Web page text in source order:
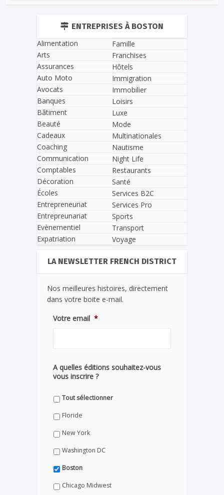
ENTREPRISES À BOSTON
Alimentation
Arts
Assurances
Auto Moto
Avocats
Banques
Bâtiment
Beauté
Cadeaux
Coaching
Communication
Comptables
Décoration
Écoles
Entrepreneuriat
Entrepreunariat
Evènementiel
Expatriation
Famille
Franchises
Hôtels
Immigration
Immobilier
Loisirs
Luxe
Mode
Multinationales
Nautisme
Night Life
Restaurants
Santé
Services B2C
Services Pro
Sports
Transport
Voyage
LA NEWSLETTER FRENCH DISTRICT
Nos meilleures histoires, directement
dans votre boite e-mail.
Votre email *
A quelles éditions souhaitez-vous
vous inscrire ?
Tout sélectionner
Floride
New York
Washington DC
Boston
Chicago Midwest